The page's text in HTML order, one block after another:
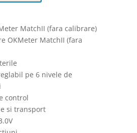
MatchII (fara calibrare)
OKMeter MatchII (fara
pe 6 nivele de
control
si transport